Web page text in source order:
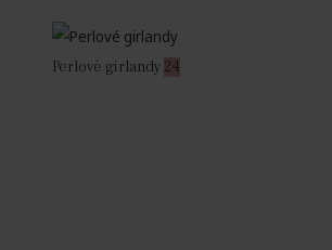
Perlové girlandy24